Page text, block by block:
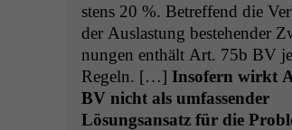
stens 20 %. Betr­e­f­fend die
der Aus­las­tung beste­hen­der
nun­gen enthält Art. 75b BV
Regeln. […] Insofern wirkt
BVnicht als umfassender
Lösungsansatz für die